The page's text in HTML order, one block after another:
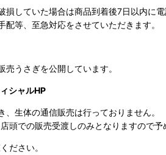
損していた場合は商品到着後7日以内に
配等、至急対応をさせていただきます。
売うさぎを公開しています。
シャルHP
、生体の通信販売は行っておりません。
頭での販売受渡しのみとなりますので予
ださい。